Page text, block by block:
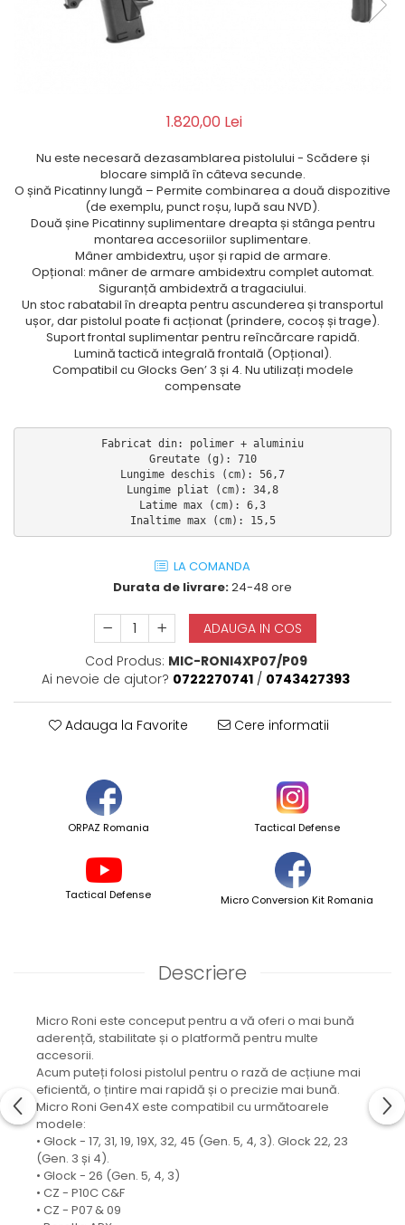
Fortele de Ordine Publica
Compatibile cu lanternă
Delta
T40
TOCURI IWB
Evo Pasive
M-Series
1.820,00 Lei
Nu este necesară dezasamblarea pistolului - Scădere și
blocare simplă în câteva secunde.
O șină Picatinny lungă – Permite combinarea a două dispozitive
(de exemplu, punct roșu, lupă sau NVD).
Două șine Picatinny suplimentare dreapta și stânga pentru
montarea accesoriilor suplimentare.
Mâner ambidextru, ușor și rapid de armare.
Opțional: mâner de armare ambidextru complet automat.
Siguranță ambidextră a tragaciului.
Un stoc rabatabil în dreapta pentru ascunderea și transportul
ușor, dar pistolul poate fi acționat (prindere, cocoș și trage).
Suport frontal suplimentar pentru reîncărcare rapidă.
Lumină tactică integrală frontală (Opțional).
Compatibil cu Glocks Gen’ 3 și 4. Nu utilizați modele
compensate
Fabricat din: polimer + aluminiu
Greutate (g): 710
Lungime deschis (cm): 56,7
Lungime pliat (cm): 34,8
Latime max (cm): 6,3
Inaltime max (cm): 15,5
LA COMANDA
Durata de livrare:24-48 ore
ADAUGA IN COS
Cod Produs: MIC-RONI4XP07/P09
Ai nevoie de ajutor? 0722270741 / 0743427393
Adauga la Favorite Cere informatii
ORPAZ Romania Tactical Defense
Tactical Defense Micro Conversion Kit Romania
Descriere
Micro Roni este conceput pentru a vă oferi o mai bună
aderență, stabilitate și o platformă pentru multe
accesorii.
Acum puteți folosi pistolul pentru o rază de acțiune mai
eficientă, o țintire mai rapidă și o precizie mai bună.
Micro Roni Gen4X este compatibil cu următoarele
modele:
• Glock - 17, 31, 19, 19X, 32, 45 (Gen. 5, 4, 3). Glock 22, 23
(Gen. 3 și 4).
• Glock - 26 (Gen. 5, 4, 3)
• CZ - P10C C&F
• CZ - P07 & 09